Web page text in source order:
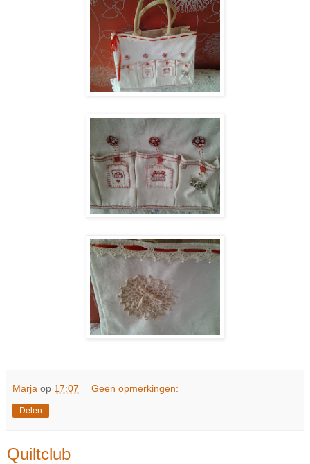
Marja op 17:07 Geen opmerkingen:
Delen
Quiltclub